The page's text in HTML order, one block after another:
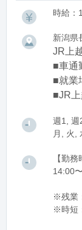
時給：
新潟県
JR上
■車通
■就業
■JR
週1, 週
月, 火,
【勤
14:00
※残業
※時短